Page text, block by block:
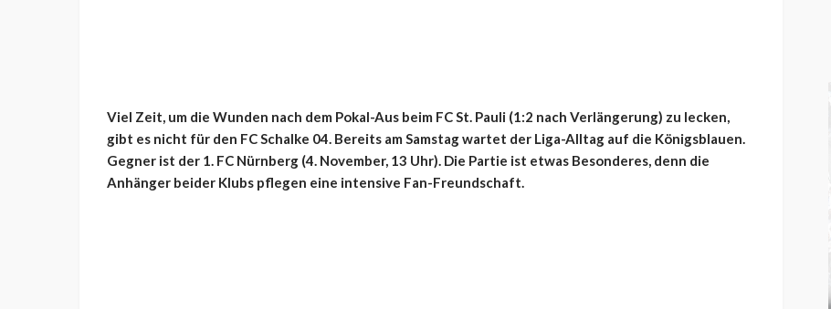
Viel Zeit, um die Wunden nach dem Pokal-Aus beim FC St. Pauli (1:2 nach Verlängerung) zu lecken,
gibt es nicht für den FC Schalke 04. Bereits am Samstag wartet der Liga-Alltag auf die Königsblauen.
Gegner ist der 1. FC Nürnberg (4. November, 13 Uhr). Die Partie ist etwas Besonderes, denn die
Anhänger beider Klubs pflegen eine intensive Fan-Freundschaft.